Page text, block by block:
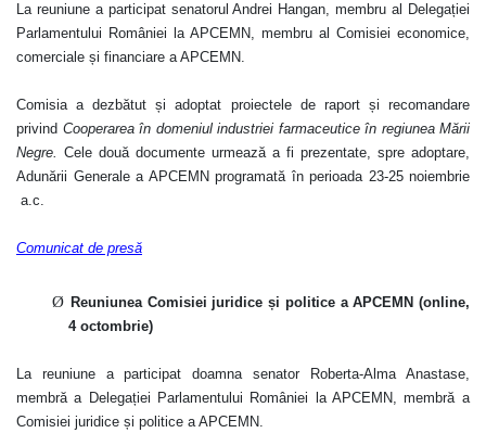
La reuniune a participat senatorul Andrei Hangan, membru al Delegației
Parlamentului României la APCEMN, membru al Comisiei economice,
comerciale și financiare a APCEMN.
Comisia a dezbătut și adoptat proiectele de raport și recomandare
privind Cooperarea în domeniul industriei farmaceutice în regiunea Mării
Negre. Cele două documente urmează a fi prezentate, spre adoptare,
Adunării Generale a APCEMN programată în perioada 23-25 noiembrie
a.c.
Comunicat de presă
Ø Reuniunea Comisiei juridice și politice a APCEMN (online,
4 octombrie)
La reuniune a participat doamna senator Roberta-Alma Anastase,
membră a Delegației Parlamentului României la APCEMN, membră a
Comisiei juridice și politice a APCEMN.